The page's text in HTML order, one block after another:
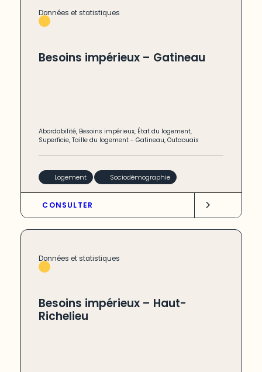
Données et statistiques
Besoins impérieux – Gatineau
Abordabilité, Besoins impérieux, État du logement,
Superficie,Taille du logement -Gatineau,Outaouais
Logement Sociodémographie
CONSULTER
Données et statistiques
Besoins impérieux – Haut-
Richelieu